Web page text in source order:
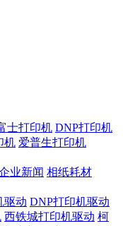
士打印机 DNP打印机
机 爱普生打印机
业新闻 相纸耗材
驱动 DNP打印机驱动
西铁城打印机驱动 柯